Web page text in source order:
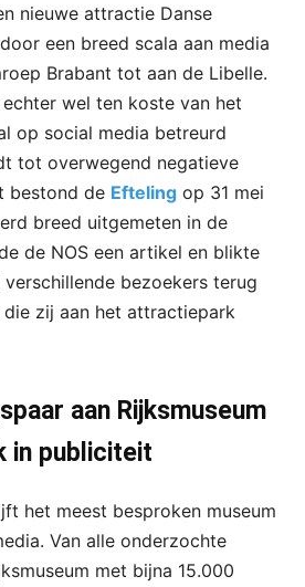
nieuwe attractie Danse
een breed scala aan media
Brabant tot aan de Libelle.
wel ten koste van het
op social media betreurd
tot overwegend negatieve
bestond de Efteling op 31 mei
breed uitgemeten in de
de NOS een artikel en blikte
verschillende bezoekers terug
zij aan het attractiepark
aan Rijksmuseum
in publiciteit
het meest besproken museum
Van alle onderzochte
met bijna 15.000